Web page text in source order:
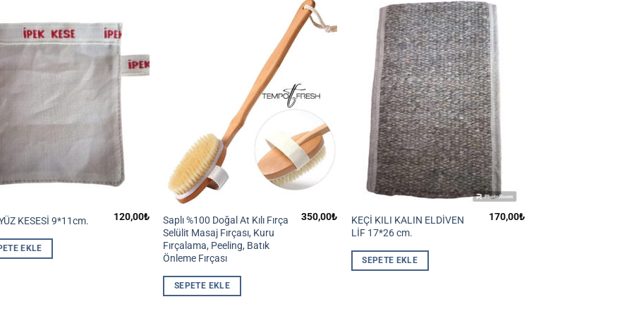
KESESİ 9*11cm. 120,00₺
EKLE
Saplı %100 Doğal At Kılı Fırça
Selülit Masaj Fırçası, Kuru
Fırçalama, Peeling, Batık
Önleme Fırçası
350,00₺
SEPETE EKLE
KEÇİ KILI KALIN ELDİVEN
LİF 17*26 cm.
170,00₺
SEPETE EKLE